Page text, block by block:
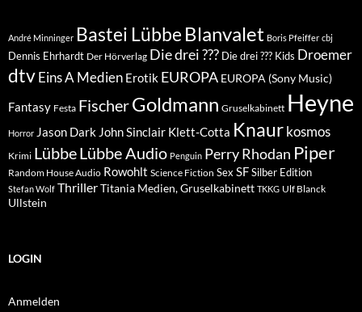
André Minninger Bastei Lübbe Blanvalet Boris Pfeiffer cbj
Dennis Ehrhardt Der Hörverlag Die drei ??? Die drei ??? Kids Droemer
dtvEins A Medien Erotik EUROPA EUROPA (Sony Music)
Fantasy Festa FischerGoldmann Gruselkabinett Heyne
Horror Jason Dark John Sinclair Klett-Cotta Knaur kosmos
Krimi LübbeLübbe Audio Penguin Perry Rhodan Piper
Random House Audio Rowohlt Science Fiction Sex SFSilber Edition
Stefan Wolf ThrillerTitania Medien, Gruselkabinett TKKG Ulf Blanck
Ullstein
LOGIN
Anmelden